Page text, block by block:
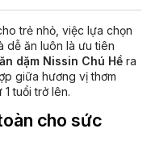
trẻ nhỏ, việc lựa chọn
dễ ăn luôn là ưu tiên
dặm Nissin Chú Hề ra
giữa hương vị thơm
tuổi trở lên.
cho sức